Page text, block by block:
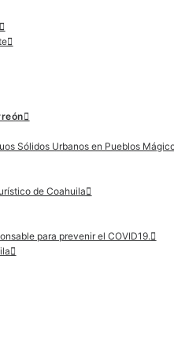
Sólidos Urbanos en Pueblos
de Coahuila
para prevenir el COVID19.